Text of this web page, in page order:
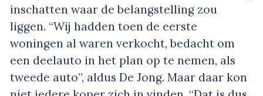
inschatten waar de belangstelling zou
liggen. “Wij hadden toen de eerste
woningen al waren verkocht, bedacht om
een deelauto in het plan op te nemen, als
tweede auto”, aldus De Jong. Maar daar kon